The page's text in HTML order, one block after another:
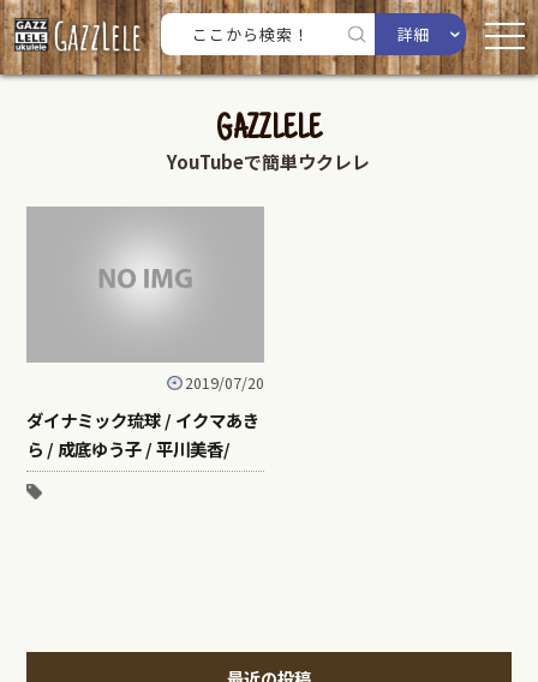
詳細
GAZZLELE
YouTubeで簡単ウクレレ
2019/07/20
ダイナミック琉球 / イクマあき
ら / 成底ゆう子 / 平川美香/